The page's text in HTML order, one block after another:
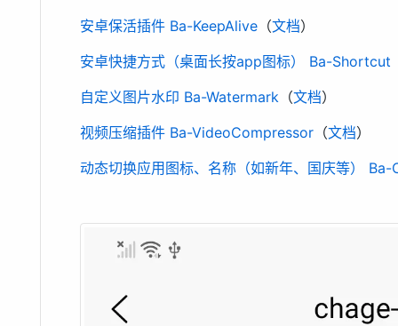
安卓保活插件 Ba-KeepAlive （文档）
安卓快捷方式（桌面长按app图标） Ba-Shortcut
自定义图片水印 Ba-Watermark （文档）
视频压缩插件 Ba-VideoCompressor （文档）
动态切换应用图标、名称（如新年、国庆等）